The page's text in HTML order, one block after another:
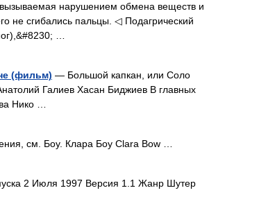
нарушением обмена веществ и
не сгибались пальцы. ◁ Подагрический
…
(фильм) — Большой капкан, или Соло
Галиев Хасан Биджиев В главных
Нико …
см. Боу. Клара Боу Clara Bow …
2 Июля 1997 Версия 1.1 Жанр Шутер